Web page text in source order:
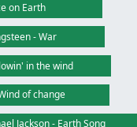
on Earth
- War
in the wind
of change
Jackson - Earth Song